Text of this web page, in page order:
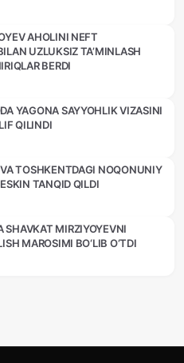
AHOLINI NEFT
UZLUKSIZ TA’MINLASH
BERDI
YAGONA SAYYOHLIK VIZASINI
QILINDI
TOSHKENTDAGI NOQONUNIY
TANQID QILDI
SHAVKAT MIRZIYOYEVNI
MAROSIMI BO‘LIB O‘TDI